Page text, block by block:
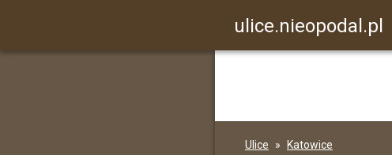
ulice.nieopodal.pl
Ulice Katowice